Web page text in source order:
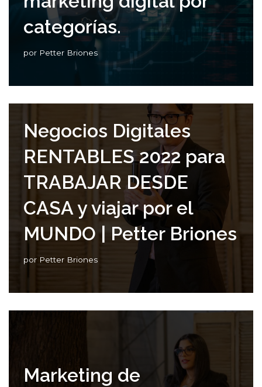
categorías.
por Petter Briones
Negocios Digitales
RENTABLES 2022 para
TRABAJAR DESDE
CASA y viajar por el
MUNDO | Petter Briones
por Petter Briones
Marketing de